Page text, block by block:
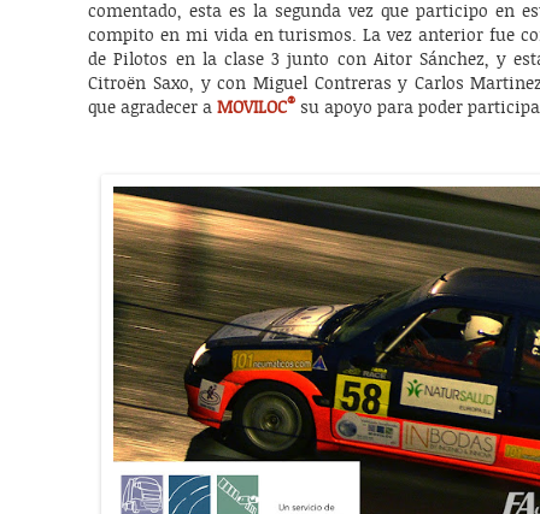
comentado, esta es la segunda vez que participo en
compito en mi vida en turismos. La vez anterior fue
de Pilotos en la clase 3 junto con Aitor Sánchez, y
Citroën Saxo, y con Miguel Contreras y Carlos
que agradecer aMOVILOC® su apoyo para poder